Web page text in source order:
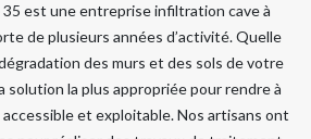
est une entreprise infiltration cave à
de plusieurs années d’activité. Quelle
des murs et des sols de votre
solution la plus appropriée pour rendre à
et exploitable. Nos artisans ont